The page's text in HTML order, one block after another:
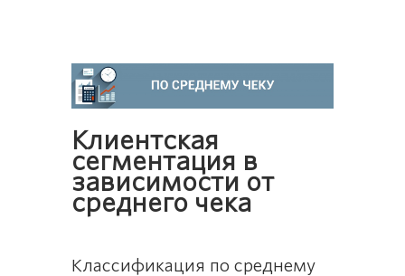
Клиентская
сегментация в
зависимости от
среднего чека
Классификация по среднему